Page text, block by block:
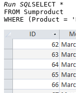
Run SQLSELECT *
FROM Sumproduct